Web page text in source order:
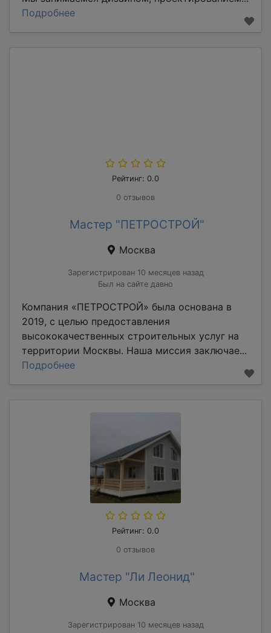
Подробнее
Рейтинг: 0.0
0 отзывов
Мастер "ПЕТРОСТРОЙ"
Москва
Зарегистрирован 10 месяцев назад
Был на сайте давно
Компания «ПЕТРОСТРОЙ» была основана в
2019, с целью предоставления
высококачественных строительных услуг на
территории Москвы. Наша миссия заключае...
Подробнее
Рейтинг: 0.0
0 отзывов
Мастер "Ли Леонид"
Москва
Зарегистрирован 10 месяцев назад